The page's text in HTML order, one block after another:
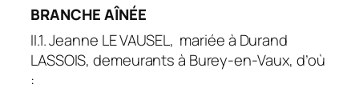
BRANCHE AÎNÉE
II.1. Jeanne LE VAUSEL, mariée à Durand
LASSOIS, demeurants à Burey-en-Vaux, d’où
: